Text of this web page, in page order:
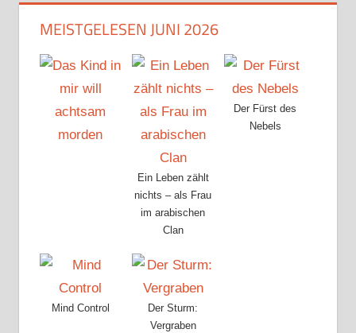
MEISTGELESEN JUNI 2026
Ein Leben zählt
nichts – als Frau
im arabischen
Clan
Der Fürst des
Nebels
Mind Control
Der Sturm:
Vergraben